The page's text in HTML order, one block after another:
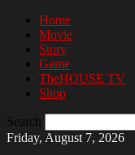
Home
Movie
Story
Game
TheHOUSE TV
Shop
Search
Friday, August 7, 2026